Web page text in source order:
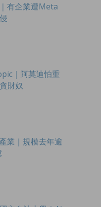
有企業遭Meta
｜阿莫迪怕重
財奴
業｜規模去年逾